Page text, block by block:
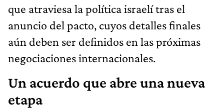
que atraviesa la política israelí tras el
anuncio del pacto, cuyos detalles finales
aún deben ser definidos en las próximas
negociaciones internacionales.
Un acuerdo que abre una nueva
etapa